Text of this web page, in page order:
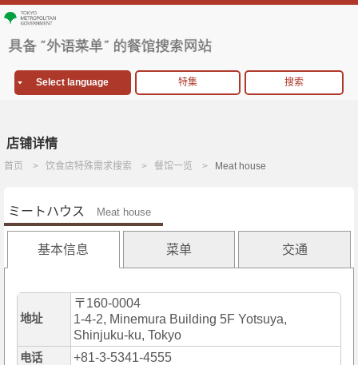
Select language 特集 搜索
店铺详情
首页 饮食店特殊需求搜索 餐馆一览 Meat house
ミートハウス Meat house
基本信息 菜单 交通
地址
〒160-0004
1-4-2, Minemura Building 5F Yotsuya,
Shinjuku-ku, Tokyo
电话 +81-3-5341-4555